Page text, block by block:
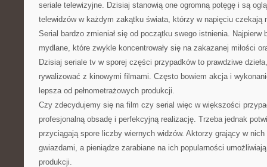
seriale telewizyjne. Dzisiaj stanowią one ogromną potęgę i są
telewidzów w każdym zakątku świata, którzy w napięciu czekają
Serial bardzo zmieniał się od początku swego istnienia. Najpierw
mydlane, które zwykle koncentrowały się na zakazanej miłości
Dzisiaj seriale tv w sporej części przypadków to prawdziwe
rywalizować z kinowymi filmami. Często bowiem akcja i
lepsza od pełnometrażowych produkcji.
Czy zdecydujemy się na film czy serial więc w większości
profesjonalną obsadę i perfekcyjną realizację. Trzeba jednak
przyciągają spore liczby wiernych widzów. Aktorzy grający w nich
gwiazdami, a pieniądze zarabiane na ich popularności
produkcji.